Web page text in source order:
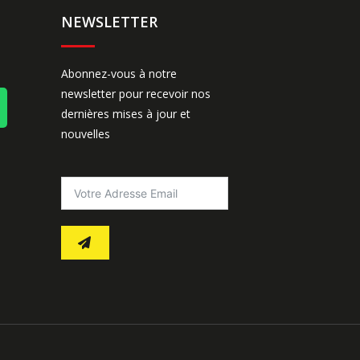
NEWSLETTER
Abonnez-vous à notre
newsletter pour recevoir nos
dernières mises à jour et
nouvelles